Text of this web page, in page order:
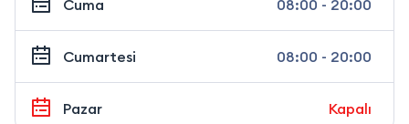
Cuma 08:00 - 20:00
Cumartesi 08:00 - 20:00
Pazar Kapalı